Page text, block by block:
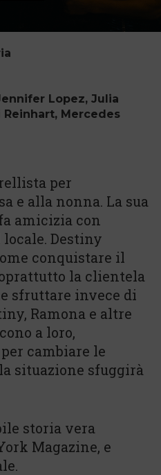
Lopez, Julia
Reinhart, Mercedes
per
e alla nonna. La sua
amicizia con
Destiny
conquistare il
la clientela
sfruttare invece di
Ramona e altre
a loro,
cambiare le
situazione sfuggirà
storia vera
Magazine, e